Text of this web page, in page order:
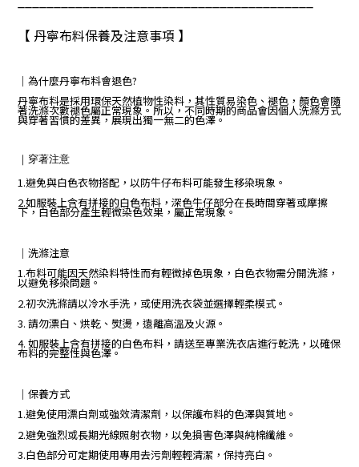
【 丹寧布料保養及注意事項 】
｜ 為什麼丹寧布料會退色?
丹寧布料是採用環保天然植物性染料，其性質易染色、褪色，顏色會隨
著洗滌次數褪色屬正常現象。所以，不同時期的商品會因個人洗滌方式
與穿著習慣的差異，展現出獨一無二的色澤。
｜ 穿著注意
1.避免與白色衣物搭配，以防牛仔布料可能發生移染現象。
2.如服裝上含有拼接的白色布料，深色牛仔部分在長時間穿著或摩擦
下，白色部分產生輕微染色效果，屬正常現象。
｜ 洗滌注意
1.布料可能因天然染料特性而有輕微掉色現象，白色衣物需分開洗滌，
以避免移染問題。
2.初次洗滌請以冷水手洗，或使用洗衣袋並選擇輕柔模式。
3. 請勿漂白、烘乾、熨燙，遠離高溫及火源。
4. 如服裝上含有拼接的白色布料，請送至專業洗衣店進行乾洗，以確保
布料的完整性與色澤。
｜保養方式
1.避免使用漂白劑或強效清潔劑，以保護布料的色澤與質地。
2.避免強烈或長期光線照射衣物，以免損害色澤與純棉纖維。
3.白色部分可定期使用專用去污劑輕輕清潔，保持亮白。